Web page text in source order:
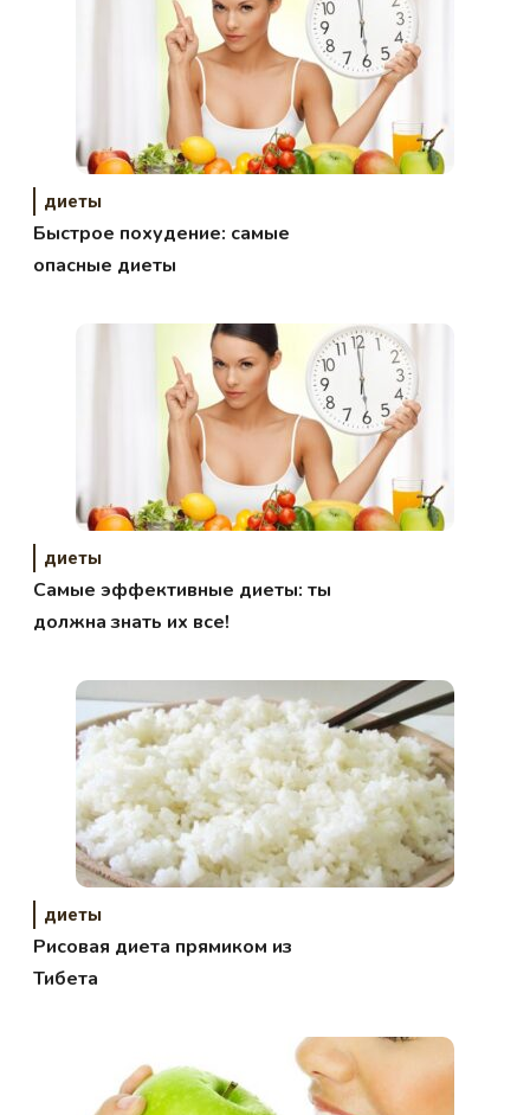
диеты
Быстрое похудение: самые
опасные диеты
диеты
Самые эффективные диеты: ты
должна знать их все!
диеты
Рисовая диета прямиком из
Тибета